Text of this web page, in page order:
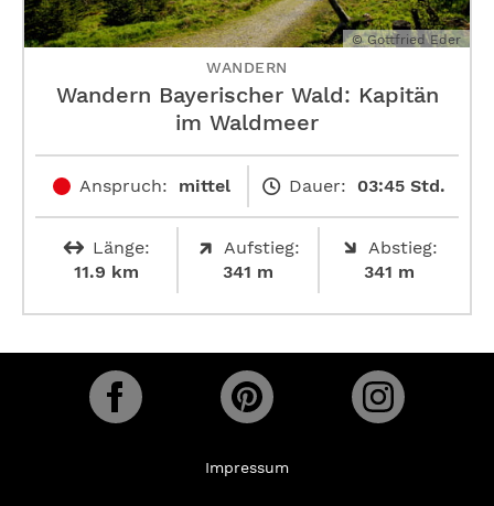
© Gottfried Eder
WANDERN
Wandern Bayerischer Wald: Kapitän
im Waldmeer
Anspruch: mittel Dauer: 03:45 Std.
Länge:
11.9 km
Aufstieg:
341 m
Abstieg:
341 m
Impressum